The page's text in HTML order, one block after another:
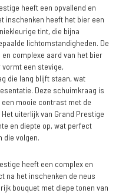
heeft een opvallend en
inschenken heeft het bier een
tint, die bijna
lichtomstandigheden. De
complexe aard van het bier
een stevige,
die lang blijft staan, wat
Deze schuimkraag is
mooie contrast met de
uiterlijk van Grand Prestige
en diepte op, wat perfect
die volgen.
heeft een complex en
na het inschenken de neus
bouquet met diepe tonen van